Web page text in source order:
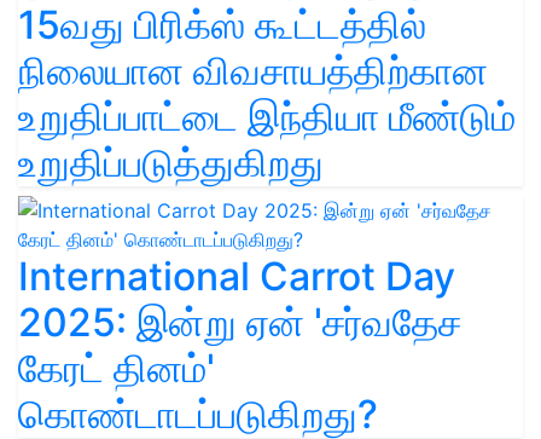
15வது பிரிக்ஸ் கூட்டத்தில்
நிலையான விவசாயத்திற்கான
உறுதிப்பாட்டை இந்தியா மீண்டும்
உறுதிப்படுத்துகிறது
International Carrot Day
2025: இன்று ஏன் 'சர்வதேச
கேரட் தினம்'
கொண்டாடப்படுகிறது?